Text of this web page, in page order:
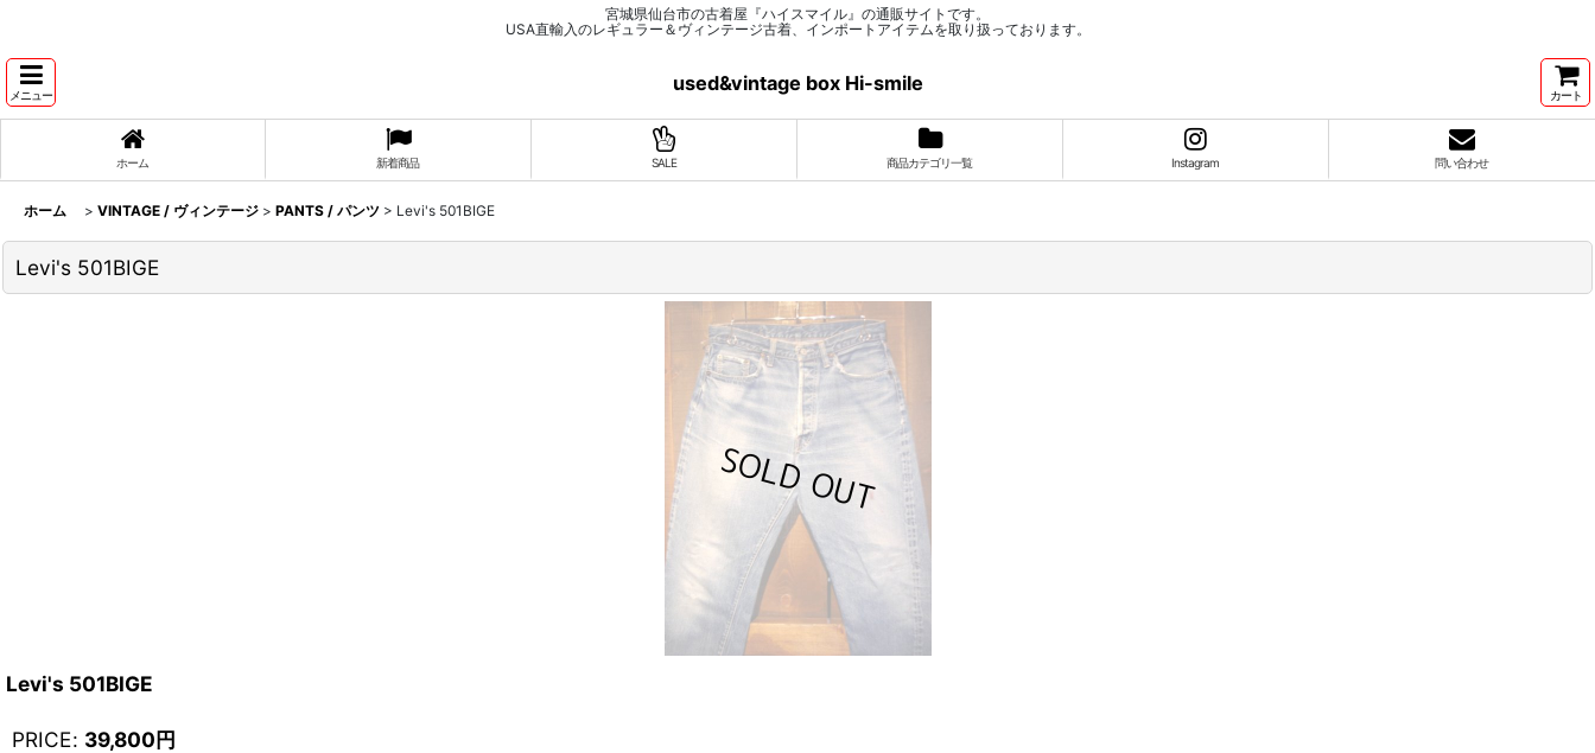
宮城県仙台市の古着屋『ハイスマイル』の通販サイトです。
USA直輸入のレギュラー＆ヴィンテージ古着、インポートアイテムを取り扱っております。
メニュー
used&vintage box Hi-smile
カート
ホーム 新着商品 SALE 商品カテゴリ一覧 Instagram 問い合わせ
ホーム > VINTAGE / ヴィンテージ > PANTS / パンツ > Levi's 501BIGE
Levi's 501BIGE
Levi's 501BIGE
PRICE: 39,800円